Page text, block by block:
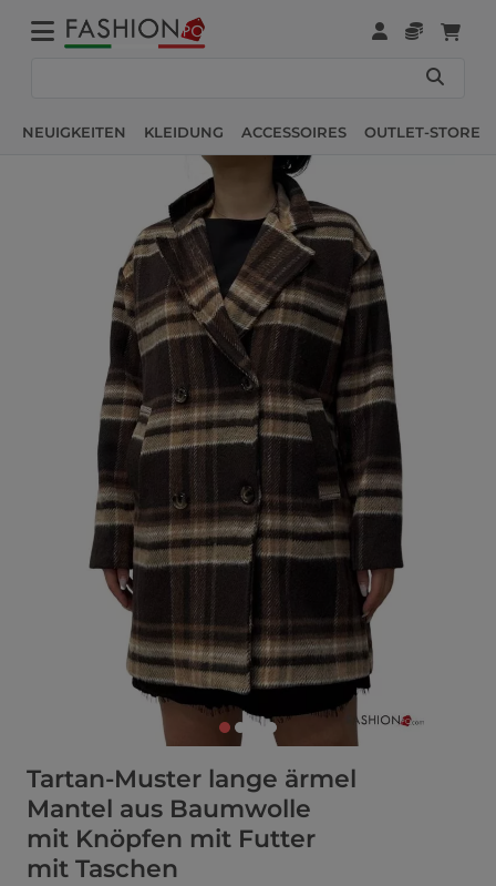
NEUIGKEITEN KLEIDUNG ACCESSOIRES OUTLET-STORE
Tartan-Muster lange ärmel
Mantel aus Baumwolle
mit Knöpfen mit Futter
mit Taschen